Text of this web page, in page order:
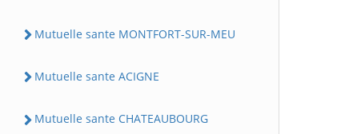
Mutuelle sante MONTFORT-SUR-MEU
Mutuelle sante ACIGNE
Mutuelle sante CHATEAUBOURG